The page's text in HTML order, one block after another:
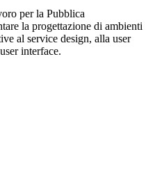
per la Pubblica
la progettazione di ambienti
al service design, alla user
interface.